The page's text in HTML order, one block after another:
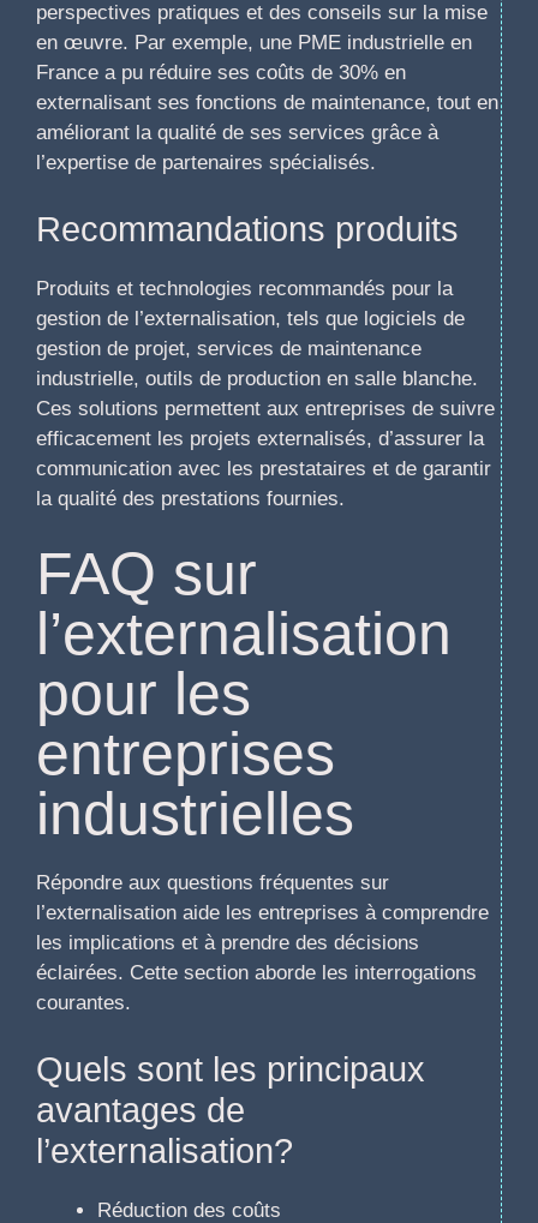
perspectives pratiques et des conseils sur la mise
en œuvre. Par exemple, une PME industrielle en
France a pu réduire ses coûts de 30% en
externalisant ses fonctions de maintenance, tout en
améliorant la qualité de ses services grâce à
l’expertise de partenaires spécialisés.
Recommandations produits
Produits et technologies recommandés pour la
gestion de l’externalisation, tels que logiciels de
gestion de projet, services de maintenance
industrielle, outils de production en salle blanche.
Ces solutions permettent aux entreprises de suivre
efficacement les projets externalisés, d’assurer la
communication avec les prestataires et de garantir
la qualité des prestations fournies.
FAQ sur
l’externalisation
pour les
entreprises
industrielles
Répondre aux questions fréquentes sur
l’externalisation aide les entreprises à comprendre
les implications et à prendre des décisions
éclairées. Cette section aborde les interrogations
courantes.
Quels sont les principaux
avantages de
l’externalisation?
Réduction des coûts